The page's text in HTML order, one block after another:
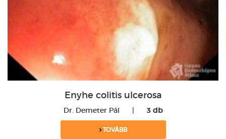
Enyhe colitis ulcerosa
Dr. Demeter Pál | 3 db
TOVÁBB